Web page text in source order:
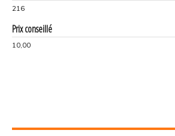
216
Prix conseillé
10,00